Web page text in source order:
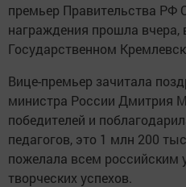
премьер Правительства РФ
награждения прошла вчера,
Государственном
Вице-премьер зачитала
министра России Дмитрия
победителей и
педагогов, это 1 млн 200
пожелала всем российским
творческих успехов.